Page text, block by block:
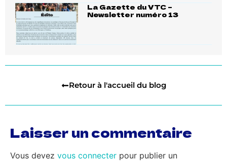
La Gazette du VTC –
Newsletter numéro 13
Retour à l'accueil du blog
Laisser un commentaire
Vous devez vous connecter pour publier un